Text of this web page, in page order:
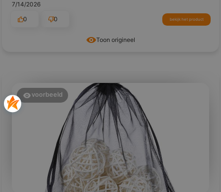
Toon origineel
7/14/2026
0
0 bekijk het product
voorbeeld